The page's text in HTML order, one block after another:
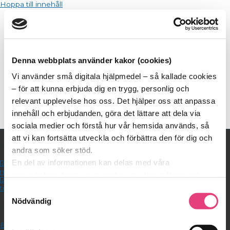
Denna webbplats använder kakor (cookies)
Vi använder små digitala hjälpmedel – så kallade cookies
– för att kunna erbjuda dig en trygg, personlig och
relevant upplevelse hos oss. Det hjälper oss att anpassa
innehåll och erbjudanden, göra det lättare att dela via
sociala medier och förstå hur vår hemsida används, så
att vi kan fortsätta utveckla och förbättra den för dig och
andra som söker stöd.
En del av informationen kan delas med våra
med annan information du delat med dem tidigare, eller
Vi berättar detta för att du ska kunna känna dig trygg –
Samtyckesval
Nödvändig
Hoppa till innehåll
Huvudmeny
ImuPro Screen
På gång!
Anmäl dig till nästa gratis webinar
mån 10 augusti kl. 19:00
Din Nystart för tillfrisknande kan börja
tisdagen den 25 augusti kl. 19:00
Hjälp mig!
Boka en halvtimmes inledande gratis